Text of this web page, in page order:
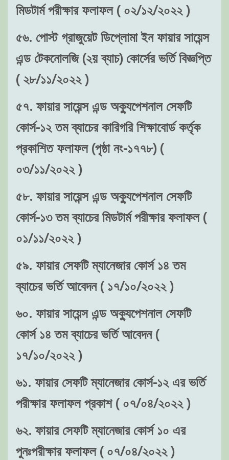
মিডটার্ম পরীক্ষার ফলাফল ( ০২/১২/২০২২ )
৫৬. পোস্ট গ্রাজুয়েট ডিপ্লোমা ইন ফায়ার সায়েন্স
এন্ড টেকনোলজি (২য় ব্যাচ) কোর্সের ভর্তি বিজ্ঞপ্তি
( ২৮/১১/২০২২ )
৫৭. ফায়ার সায়েন্স এন্ড অক্যুপেশনাল সেফটি
কোর্স-১২ তম ব্যাচের কারিগরি শিক্ষাবোর্ড কর্তৃক
প্রকাশিত ফলাফল (পৃষ্ঠা নং-১৭৭৮) (
০৩/১১/২০২২ )
৫৮. ফায়ার সায়েন্স এন্ড অক্যুপেশনাল সেফটি
কোর্স-১৩ তম ব্যাচের মিডটার্ম পরীক্ষার ফলাফল (
০১/১১/২০২২ )
৫৯. ফায়ার সেফটি ম্যানেজার কোর্স ১৪ তম
ব্যাচের ভর্তি আবেদন ( ১৭/১০/২০২২ )
৬০. ফায়ার সায়েন্স এন্ড অক্যুপেশনাল সেফটি
কোর্স ১৪ তম ব্যাচের ভর্তি আবেদন (
১৭/১০/২০২২ )
৬১. ফায়ার সেফটি ম্যানেজার কোর্স-১২ এর ভর্তি
পরীক্ষার ফলাফল প্রকাশ ( ০৭/০৪/২০২২ )
৬২. ফায়ার সেফটি ম্যানেজার কোর্স ১০ এর
পুনঃপরীক্ষার ফলাফল ( ০৭/০৪/২০২২ )